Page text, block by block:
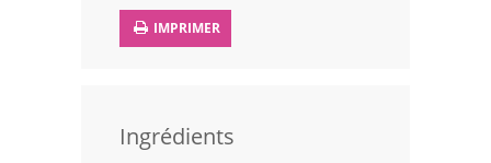
Poissons
Cuisines Orientales
IMPRIMER
Ingrédients